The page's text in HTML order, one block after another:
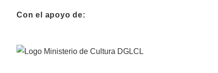
Con el apoyo de: